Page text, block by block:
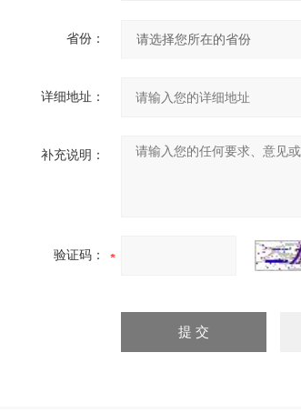
省份：
详细地址：
补充说明：
验证码：